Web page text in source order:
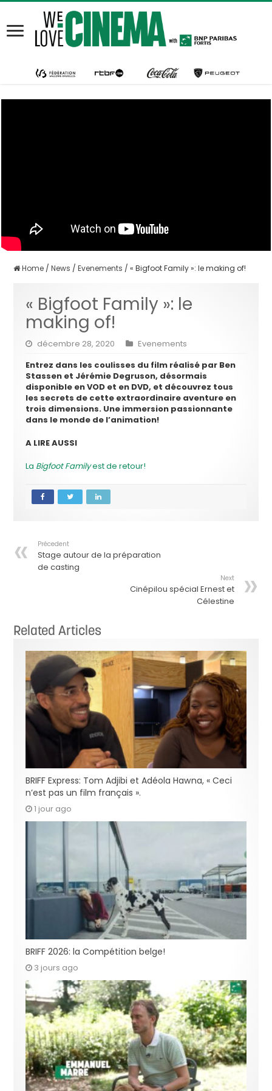
Home / News / Evenements / « Bigfoot Family »: le making of!
« Bigfoot Family »: le
making of!
décembre 28, 2020
Evenements
Entrez dans les coulisses du film réalisé par Ben
Stassen et Jérémie Degruson, désormais
disponible en VOD et en DVD, et découvrez tous
les secrets de cette extraordinaire aventure en
trois dimensions. Une immersion passionnante
dans le monde de l’animation!
A LIRE AUSSI
La Bigfoot Familyest de retour!
Précedent
Stage autour de la préparation
de casting
Next
Cinépilou spécial Ernest et
Célestine
Related Articles
BRIFF Express: Tom Adjibi et Adéola Hawna, « Ceci
n’est pas un film français ».
1 jour ago
BRIFF 2026: la Compétition belge!
3 jours ago